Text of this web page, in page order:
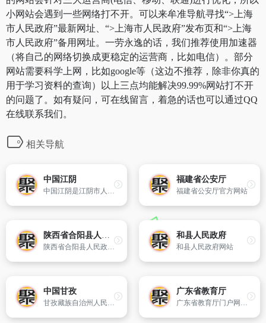
小网站会遇到一些网络打不开。可以来牟准导航寻找“>上海
市人民政府”最新网址、“>上海市人民政府”发布页和“>上海
市人民政府”备用网址。一劳永逸的话，我们推荐使用加速器
（将自己的网络切换成更稳定的运营商，比如电信）。部分
网站需要科学上网，比如google等（这边不推荐，除非你真的
用于学习资料的查询）以上三点均能解决99.99%网站打不开
的问题了。如有疑问，可在线留言，着急的话也可以通过QQ
在线联系我们。
相关导航
中国江阴
中国江阴是江阴市人民政府的门户网站,网站聚集了江阴市的政务、经济、投资、生活、旅游等全方位的信息,为企业、公众提供了快捷的网上信息查询通道和办事服务平台。
福建省公安厅
福建省公安厅官方网站
陕西省合阳县人民政府
陕西省合阳县人民政府官方网站
和县人民政府
和县人民政府网站
中国甘孜
甘孜藏族自治州人民政府 网站
广东省教育厅
广东省教育厅门户网站,含下设机构介绍、教育政策法规、教育动态和网上办事指南。